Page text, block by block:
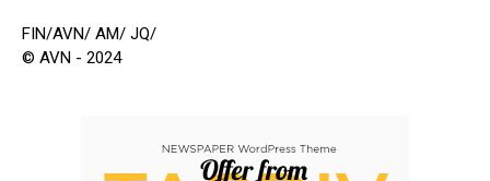
FIN/AVN/ AM/ JQ/
© AVN - 2024